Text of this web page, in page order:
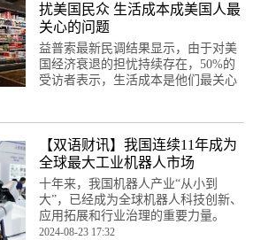
扰美国民众 生活成本成美国人最
关心的问题
益普索最新民调结果显示，由于对美
国经济衰退的担忧持续存在，50%的
受访者表示，生活成本是他们最关心
【双语财讯】我国连续11年成为
全球最大工业机器人市场
十年来，我国机器人产业“从小到
大”，已经成为全球机器人科技创新、
应用拓展和行业治理的重要力量。
2024-08-23 17:32